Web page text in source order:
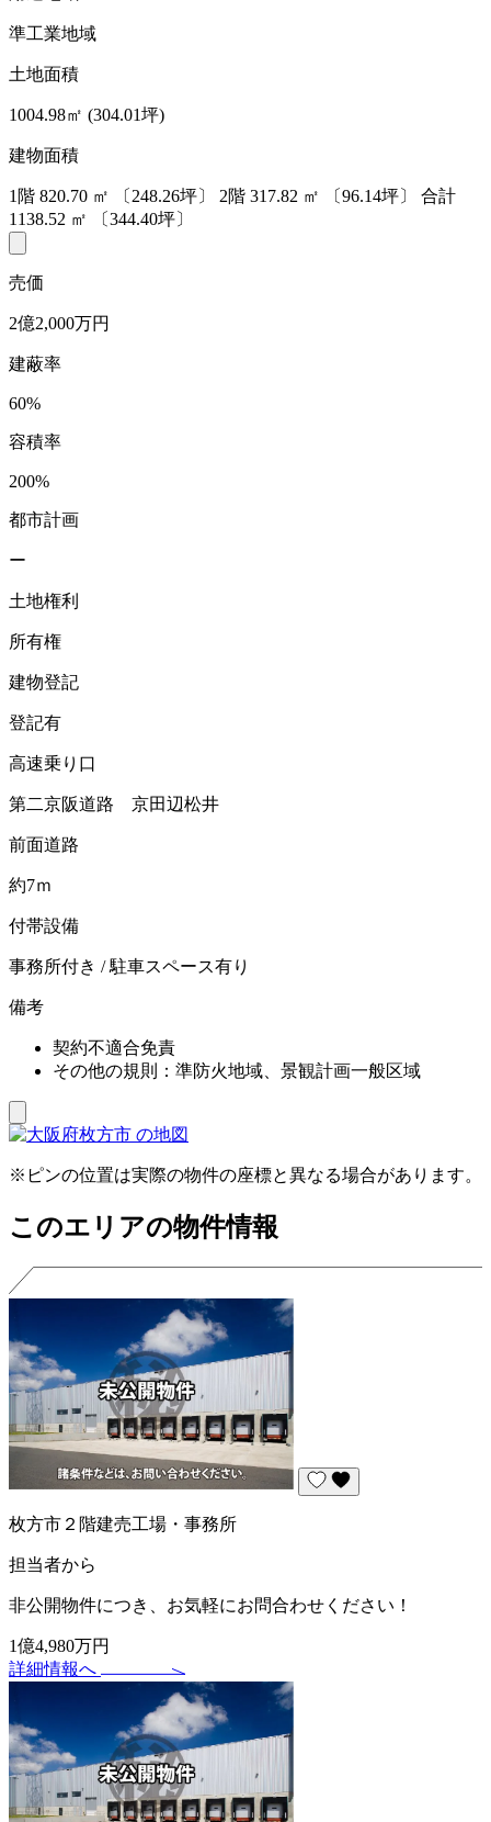
準工業地域
土地面積
1004.98㎡ (304.01坪)
建物面積
1階 820.70 ㎡ 〔248.26坪〕 2階 317.82 ㎡ 〔96.14坪〕
合計
1138.52 ㎡ 〔344.40坪〕
売価
2億2,000万円
建蔽率
60%
容積率
200%
都市計画
ー
土地権利
所有権
建物登記
登記有
高速乗り口
第二京阪道路 京田辺松井
前面道路
約7ｍ
付帯設備
事務所付き / 駐車スペース有り
備考
契約不適合免責
その他の規則：準防火地域、景観計画一般区域
※ピンの位置は実際の物件の座標と異なる場合があります。
このエリアの物件情報
枚方市２階建売工場・事務所
担当者から
非公開物件につき、お気軽にお問合わせください！
1億4,980万円
詳細情報へ